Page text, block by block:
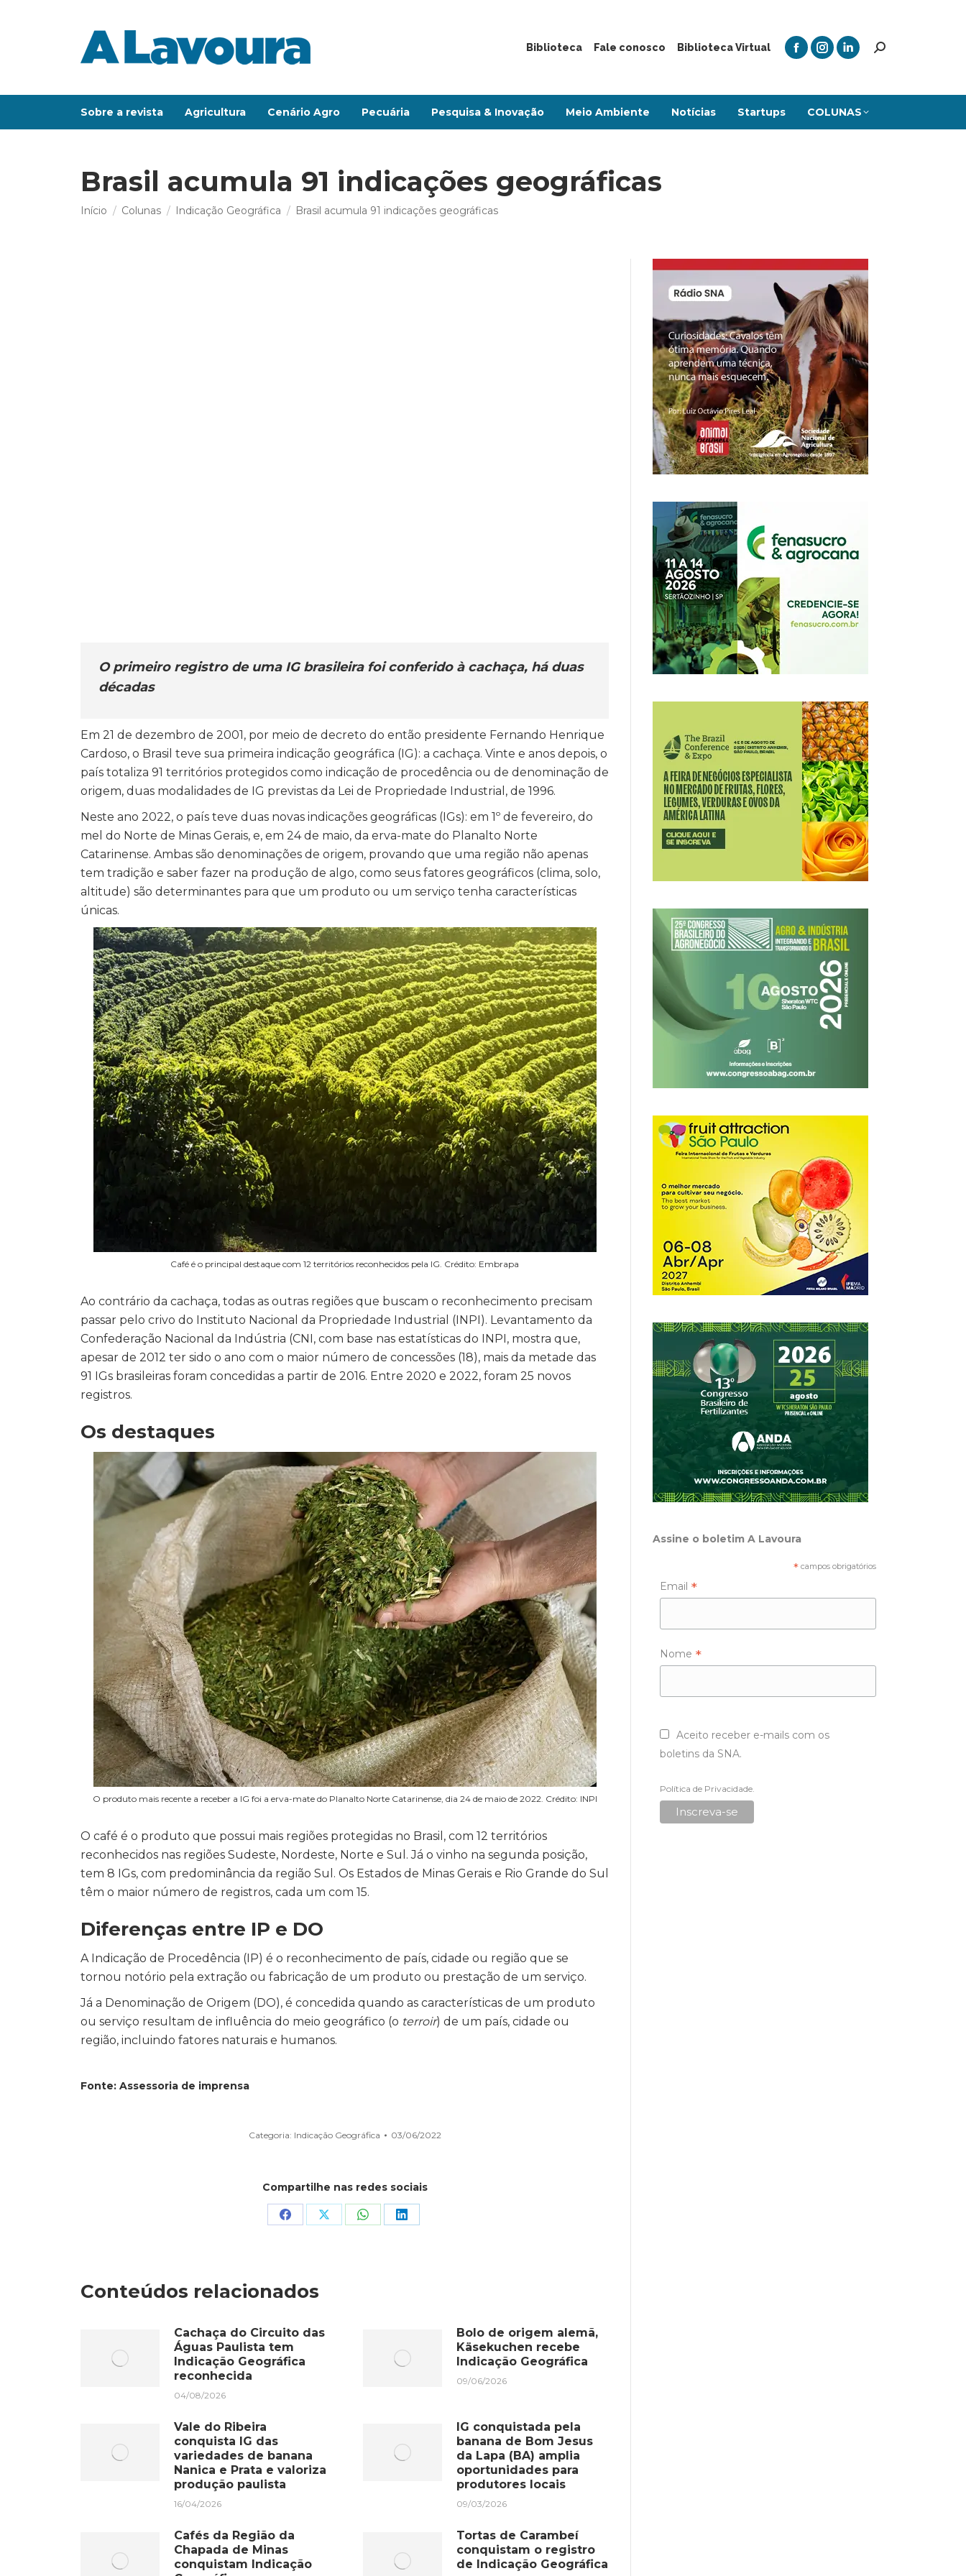
Biblioteca Fale conosco Biblioteca Virtual
Sobre a revista Agricultura Cenário Agro Pecuária Pesquisa & Inovação Meio Ambiente Notícias Startups COLUNAS
Brasil acumula 91 indicações geográficas
Você está aqui:
Início Colunas Indicação Geográfica Brasil acumula 91 indicações geográficas
O primeiro registro de uma IG brasileira foi conferido à cachaça, há duas
décadas
Em 21 de dezembro de 2001, por meio de decreto do então presidente Fernando Henrique
Cardoso, o Brasil teve sua primeira indicação geográfica (IG): a cachaça. Vinte e anos depois, o
país totaliza 91 territórios protegidos como indicação de procedência ou de denominação de
origem, duas modalidades de IG previstas da Lei de Propriedade Industrial, de 1996.
Neste ano 2022, o país teve duas novas indicações geográficas (IGs): em 1º de fevereiro, do
mel do Norte de Minas Gerais, e, em 24 de maio, da erva-mate do Planalto Norte
Catarinense. Ambas são denominações de origem, provando que uma região não apenas
tem tradição e saber fazer na produção de algo, como seus fatores geográficos (clima, solo,
altitude) são determinantes para que um produto ou um serviço tenha características
únicas.
Café é o principal destaque com 12 territórios reconhecidos pela IG. Crédito: Embrapa
Ao contrário da cachaça, todas as outras regiões que buscam o reconhecimento precisam
passar pelo crivo do Instituto Nacional da Propriedade Industrial (INPI). Levantamento da
Confederação Nacional da Indústria (CNI, com base nas estatísticas do INPI, mostra que,
apesar de 2012 ter sido o ano com o maior número de concessões (18), mais da metade das
91 IGs brasileiras foram concedidas a partir de 2016. Entre 2020 e 2022, foram 25 novos
registros.
Os destaques
O produto mais recente a receber a IG foi a erva-mate do Planalto Norte Catarinense, dia 24 de maio de 2022. Crédito: INPI
O café é o produto que possui mais regiões protegidas no Brasil, com 12 territórios
reconhecidos nas regiões Sudeste, Nordeste, Norte e Sul. Já o vinho na segunda posição,
tem 8 IGs, com predominância da região Sul. Os Estados de Minas Gerais e Rio Grande do Sul
têm o maior número de registros, cada um com 15.
Diferenças entre IP e DO
A Indicação de Procedência (IP) é o reconhecimento de país, cidade ou região que se
tornou notório pela extração ou fabricação de um produto ou prestação de um serviço.
Já a Denominação de Origem (DO), é concedida quando as características de um produto
ou serviço resultam de influência do meio geográfico (o terroir) de um país, cidade ou
região, incluindo fatores naturais e humanos.
Fonte: Assessoria de imprensa
Categoria: Indicação Geográfica 03/06/2022
Compartilhe nas redes sociais
Share Share Share Share
Conteúdos relacionados
Cachaça do Circuito das
Águas Paulista tem
Indicação Geográfica
reconhecida
04/08/2026
Bolo de origem alemã,
Käsekuchen recebe
Indicação Geográfica
09/06/2026
Vale do Ribeira
conquista IG das
variedades de banana
Nanica e Prata e valoriza
produção paulista
16/04/2026
IG conquistada pela
banana de Bom Jesus
da Lapa (BA) amplia
oportunidades para
produtores locais
09/03/2026
Cafés da Região da
Chapada de Minas
conquistam Indicação
Tortas de Carambeí
conquistam o registro
de Indicação Geográfica
Assine o boletim A Lavoura
* campos obrigatórios
Email *
Nome *
Aceito receber e-mails com os
boletins da SNA.
Política de Privacidade.